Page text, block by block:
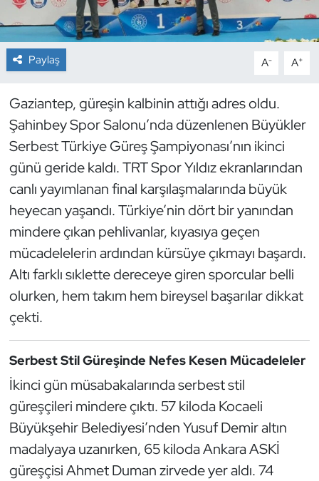
Paylaş A- A+
Gaziantep, güreşin kalbinin attığı adres oldu.
Şahinbey Spor Salonu’nda düzenlenen Büyükler
Serbest Türkiye Güreş Şampiyonası’nın ikinci
günü geride kaldı. TRT Spor Yıldız ekranlarından
canlı yayımlanan final karşılaşmalarında büyük
heyecan yaşandı. Türkiye’nin dört bir yanından
mindere çıkan pehlivanlar, kıyasıya geçen
mücadelelerin ardından kürsüye çıkmayı başardı.
Altı farklı sıklette dereceye giren sporcular belli
olurken, hem takım hem bireysel başarılar dikkat
çekti.
Serbest Stil Güreşinde Nefes Kesen Mücadeleler
İkinci gün müsabakalarında serbest stil
güreşçileri mindere çıktı. 57 kiloda Kocaeli
Büyükşehir Belediyesi’nden Yusuf Demir altın
madalyaya uzanırken, 65 kiloda Ankara ASKİ
güreşçisi Ahmet Duman zirvede yer aldı. 74
Dağcılık
Dans Sporları
Dövüş Sanatı
E-Spor
Eskrim
Futbol
Futsal
Genel
Golf
Güreş
Halter
Hava Sporları
Hentbol